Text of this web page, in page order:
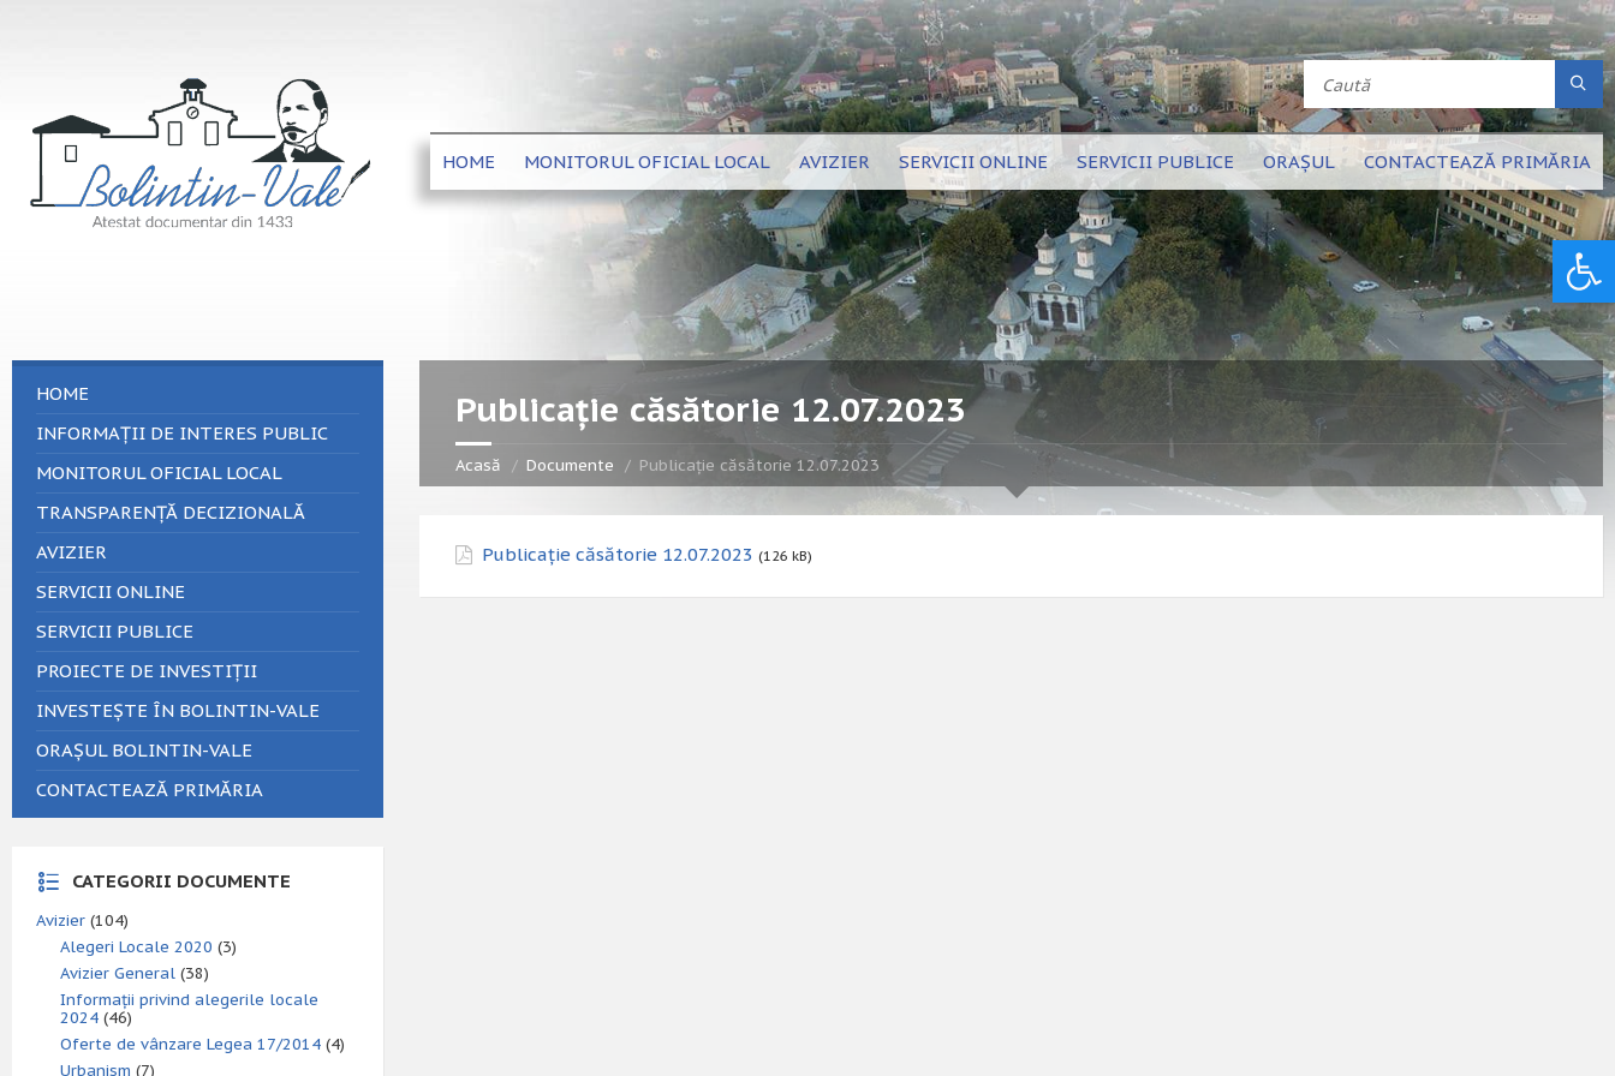
HOME MONITORUL OFICIAL LOCAL AVIZIER SERVICII ONLINE SERVICII PUBLICE ORAȘUL CONTACTEAZĂ PRIMĂRIA
Publicație căsătorie 12.07.2023
Acasă Documente Publicație căsătorie 12.07.2023
Publicație căsătorie 12.07.2023 (126 kB)
HOME
INFORMAȚII DE INTERES PUBLIC
MONITORUL OFICIAL LOCAL
TRANSPARENȚĂ DECIZIONALĂ
AVIZIER
SERVICII ONLINE
SERVICII PUBLICE
PROIECTE DE INVESTIȚII
INVESTEȘTE ÎN BOLINTIN-VALE
ORAȘUL BOLINTIN-VALE
CONTACTEAZĂ PRIMĂRIA
CATEGORII DOCUMENTE
Avizier (104)
Alegeri Locale 2020 (3)
Avizier General (38)
Informații privind alegerile locale
2024 (46)
Oferte de vânzare Legea 17/2014 (4)
Urbanism (7)
Deschide bara de unelte